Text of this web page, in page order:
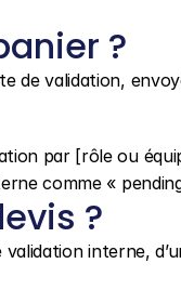
?
de validation,
par [rôle ou
comme «
?
interne,